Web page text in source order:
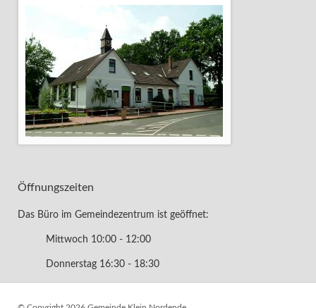
Öffnungszeiten
Das Büro im Gemeindezentrum ist geöffnet:
Mittwoch 10:00 - 12:00
Donnerstag 16:30 - 18:30